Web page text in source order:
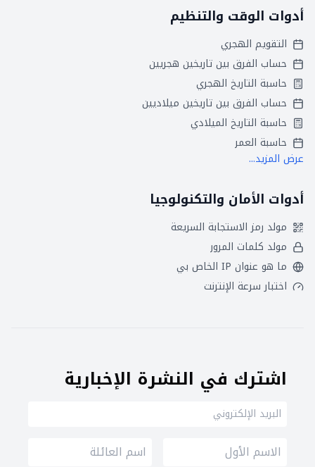
أدوات الوقت والتنظيم
التقويم الهجري
حساب الفرق بين تاريخين هجريين
حاسبة التاريخ الهجري
حساب الفرق بين تاريخين ميلاديين
حاسبة التاريخ الميلادي
حاسبة العمر
عرض المزيد...
أدوات الأمان والتكنولوجيا
مولد رمز الاستجابة السريعة
مولد كلمات المرور
ما هو عنوان IP الخاص بي
اختبار سرعة الإنترنت
اشترك في النشرة الإخبارية